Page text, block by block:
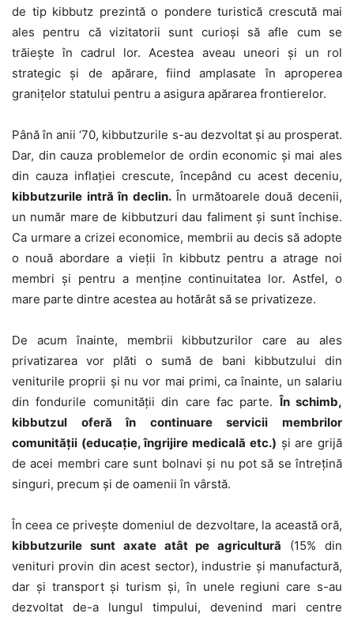
de tip kibbutz prezintă o pondere turistică crescută mai
ales pentru că vizitatorii sunt curioși să afle cum se
trăiește în cadrul lor. Acestea aveau uneori și un rol
strategic și de apărare, fiind amplasate în aproperea
granițelor statului pentru a asigura apărarea frontierelor.
Până în anii ‘70, kibbutzurile s-au dezvoltat și au prosperat.
Dar, din cauza problemelor de ordin economic și mai ales
din cauza inflației crescute, începând cu acest deceniu,
kibbutzurile intră în declin.În următoarele două decenii,
un număr mare de kibbutzuri dau faliment și sunt închise.
Ca urmare a crizei economice, membrii au decis să adopte
o nouă abordare a vieții în kibbutz pentru a atrage noi
membri și pentru a menține continuitatea lor. Astfel, o
mare parte dintre acestea au hotărât să se privatizeze.
De acum înainte, membrii kibbutzurilor care au ales
privatizarea vor plăti o sumă de bani kibbutzului din
veniturile proprii și nu vor mai primi, ca înainte, un salariu
din fondurile comunității din care fac parte.În schimb,
kibbutzul oferă în continuare servicii membrilor
comunității (educație, îngrijire medicală etc.) și are grijă
de acei membri care sunt bolnavi și nu pot să se întrețină
singuri, precum și de oamenii în vârstă.
În ceea ce privește domeniul de dezvoltare, la această oră,
kibbutzurile sunt axate atât pe agricultură (15% din
venituri provin din acest sector), industrie și manufactură,
dar și transport și turism și, în unele regiuni care s-au
dezvoltat de-a lungul timpului, devenind mari centre